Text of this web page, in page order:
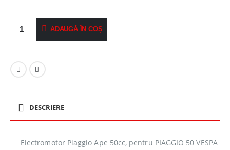
ADAUGĂ ÎN COȘ
DESCRIERE
Electromotor Piaggio Ape 50cc, pentru PIAGGIO 50 VESPA